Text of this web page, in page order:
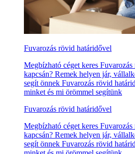
Fuvarozás rövid határidővel
Megbízható céget keres
kapcsán? Remek helyen jár,
segít önnek Fuvarozás rövid
minket és mi örömmel segítünk
Fuvarozás rövid határidővel
Megbízható céget keres
kapcsán? Remek helyen jár,
segít önnek Fuvarozás rövid